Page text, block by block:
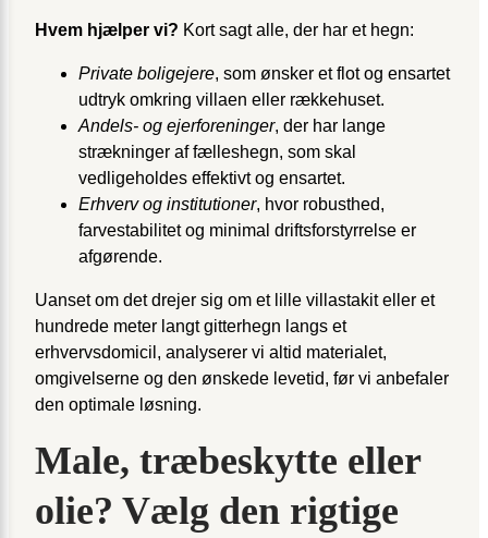
Hvem hjælper vi? Kort sagt alle, der har et hegn:
Private boligejere, som ønsker et flot og ensartet
udtryk omkring villaen eller rækkehuset.
Andels- og ejerforeninger, der har lange
strækninger af fælleshegn, som skal
vedligeholdes effektivt og ensartet.
Erhverv og institutioner, hvor robusthed,
farvestabilitet og minimal driftsforstyrrelse er
afgørende.
Uanset om det drejer sig om et lille villastakit eller et
hundrede meter langt gitterhegn langs et
erhvervsdomicil, analyserer vi altid materialet,
omgivelserne og den ønskede levetid, før vi anbefaler
den optimale løsning.
Male, træbeskytte eller
olie? Vælg den rigtige